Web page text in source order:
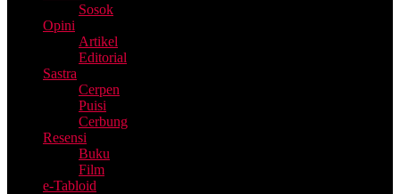
Sosok
Opini
Artikel
Editorial
Sastra
Cerpen
Puisi
Cerbung
Resensi
Buku
Film
e-Tabloid